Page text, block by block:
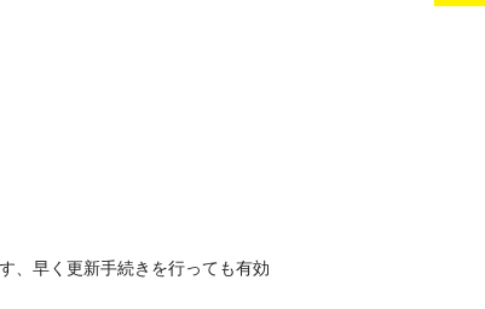
、早く更新手続きを行っても有効